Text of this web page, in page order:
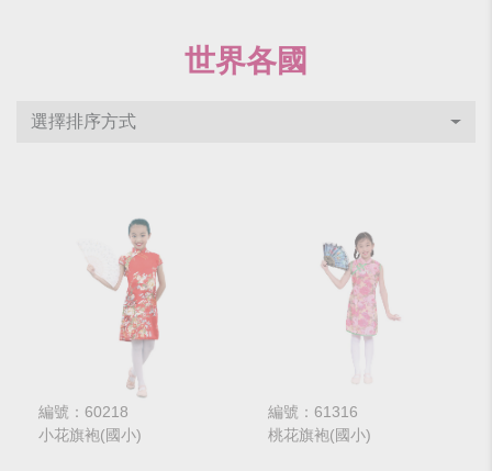
世界各國
選擇排序方式
編號：60218
小花旗袍(國小)
編號：61316
桃花旗袍(國小)